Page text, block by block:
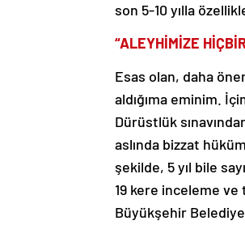
son 5-10 yılla
“ALEYHİMİZE
Esas olan, daha
aldığıma eminim.
Dürüstlük
aslında bizzat
şekilde, 5 yıl bile
19 kere inceleme
Büyükşehir